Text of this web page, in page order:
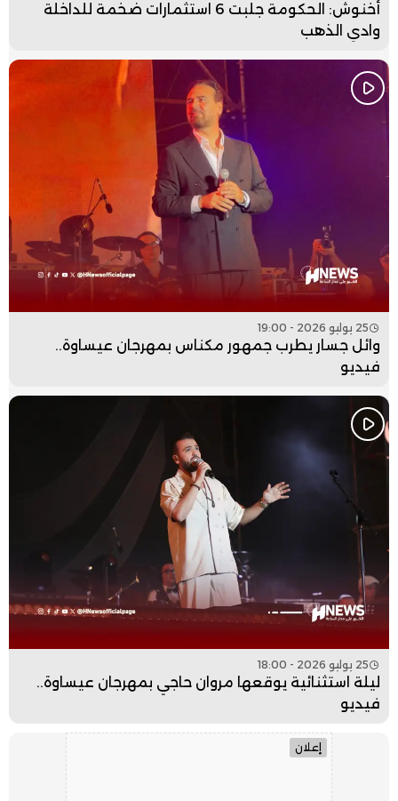
أخنوش: الحكومة جلبت 6 استثمارات ضخمة للداخلة
وادي الذهب
25 يوليو 2026 - 19:00
وائل جسار يطرب جمهور مكناس بمهرجان عيساوة..
فيديو
25 يوليو 2026 - 18:00
ليلة استثنائية يوقعها مروان حاجي بمهرجان عيساوة..
فيديو
إعلان